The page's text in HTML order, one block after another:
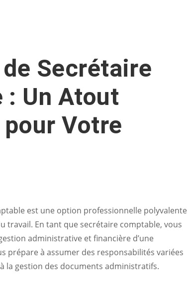
Secrétaire
: Un Atout
Votre
est une option professionnelle polyvalente
travail. En tant que secrétaire comptable, vous
administrative et financière d’une
prépare à assumer des responsabilités variées
la gestion des documents administratifs.